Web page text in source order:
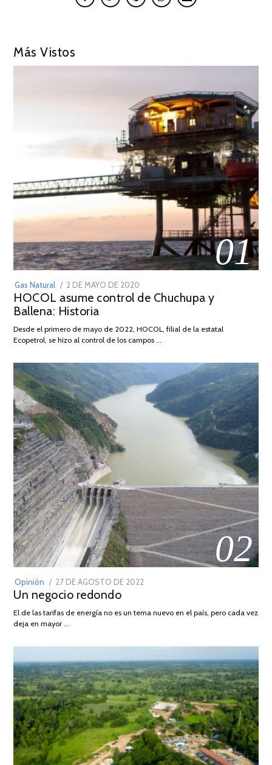
Más Vistos
01
Gas Natural
POSTED
ON
2 DE MAYO DE 2020
DE
2026
HOCOL asume control de Chuchupa y
Ballena: Historia
Desde el primero de mayo de 2022, HOCOL, filial de la estatal
Ecopetrol, se hizo al control de los campos …
02
Opinión
POSTED
ON
27 DE AGOSTO DE 2022
DE
Un negocio redondo
El de las tarifas de energía no es un tema nuevo en el país, pero cada vez
deja en mayor …